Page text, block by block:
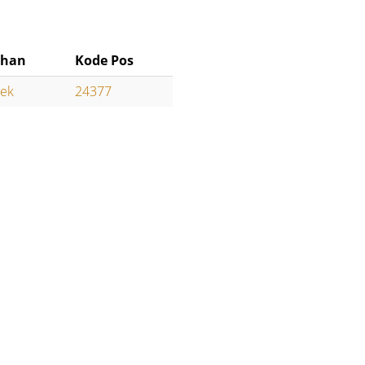
Kode Pos
24377